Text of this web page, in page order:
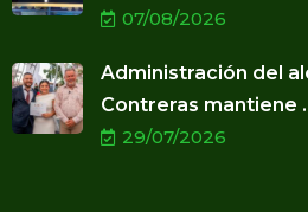
07/08/2026
Administración del
Contreras mantiene
29/07/2026